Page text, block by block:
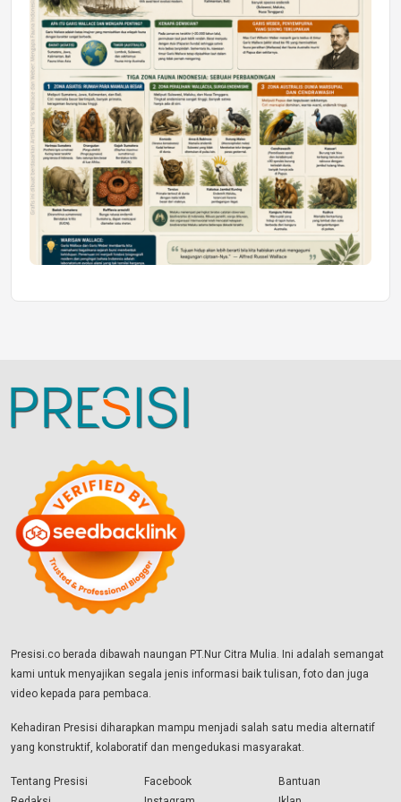
Presisi.co berada dibawah naungan PT.Nur Citra Mulia. Ini adalah semangat
kami untuk menyajikan segala jenis informasi baik tulisan, foto dan juga
video kepada para pembaca.
Kehadiran Presisi diharapkan mampu menjadi salah satu media alternatif
yang konstruktif, kolaboratif dan mengedukasi masyarakat.
Tentang Presisi
Facebook
Bantuan